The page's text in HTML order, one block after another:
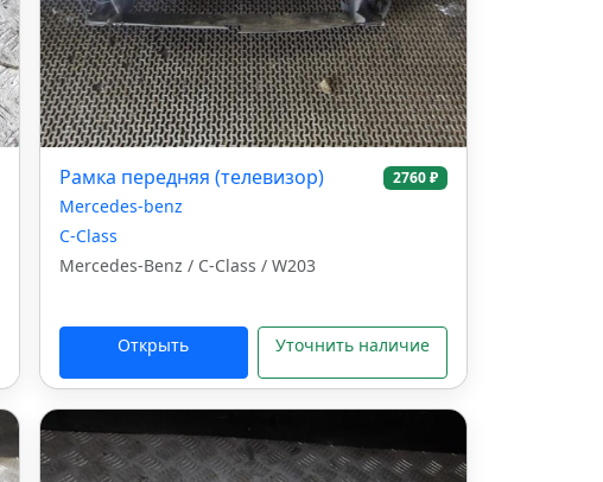
Рамка передняя (телевизор) 2760 ₽
Mercedes-benz
C-Class
Mercedes-Benz / C-Class / W203
Открыть Уточнить наличие